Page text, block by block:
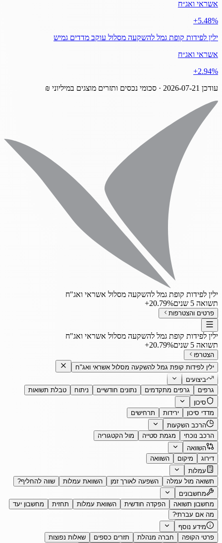
אשראי ואג״ח
‎+5.48%
ילין לפידות קופת גמל להשקעה מסלול עוקב מדדים גמיש
אשראי ואג״ח
‎+2.94%
עודכן 2026-07-21 · סכומי נכסים ותזרים מוצגים במיליוני ₪
ילין לפידות קופת גמל להשקעה מסלול אשראי ואג"ח
תשואה 5 שנים
‎+20.79%
פרטים והצטרפות
ילין לפידות קופת גמל להשקעה מסלול אשראי ואג"ח
תשואה 5 שנים
‎+20.79%
הצטרפו
ילין לפידות קופת גמל להשקעה מסלול אשראי ואג"ח
ביצועים
גרפים
גרפים מתקדמים נתונים חודשיים ניתוח
טבלת תשואות
סיכון
מדדי סיכון
ירידות
תרחישים
הרכב השקעות
הרכב נוכחי
מגמת סטייה
מול הקטגוריה
השוואה
דירוג
מיקום
השוואה
עמלות
תשואה מול עמלה
השפעה לאורך זמן השוואת עמלות
שווה להחליף?
מחשבונים
מחשבון תשואה
הפקדה חודשית השוואת עמלות תחזית
מחשבון יעד
מה אם עברתי?
מידע נוסף
פרטי הקופה
חברה מנהלת תזרים כספים
שאלות נפוצות